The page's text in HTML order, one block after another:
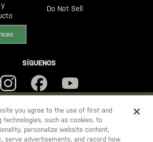
ON OURESPAÑA SITE. WOULD YOU LIKE
COUNTRY?
STAY ONESPAÑA
Do Not Sell
SÍGUENOS
5.11
you agree to the use of first and
technologies, such as cookies, to
personalize website content,
serve advertisements, and record how